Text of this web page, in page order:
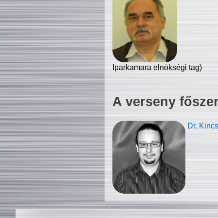
Iparkamara elnökségi tag)
A verseny
Dr.